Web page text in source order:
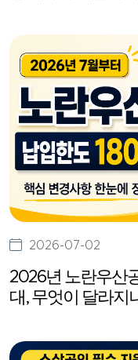
2026-07-02
2026년 노란우산
대, 무엇이 달라지